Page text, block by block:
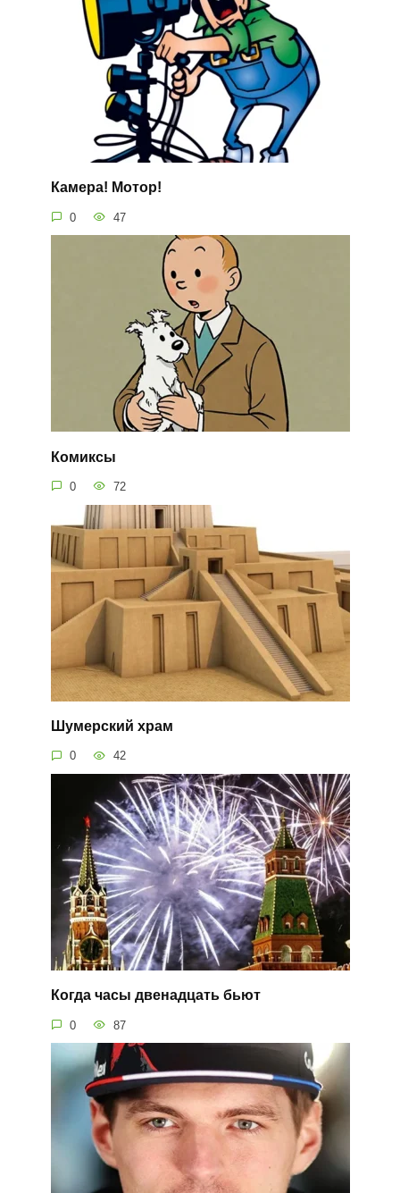
Камера! Мотор!
0 47
Комиксы
0 72
Шумерский храм
0 42
Когда часы двенадцать бьют
0 87